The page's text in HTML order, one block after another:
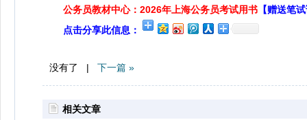
公务员教材中心：2026年上海公务员考试用书 【赠送笔
点击分享此信息：
没有了 | 下一篇 »
相关文章